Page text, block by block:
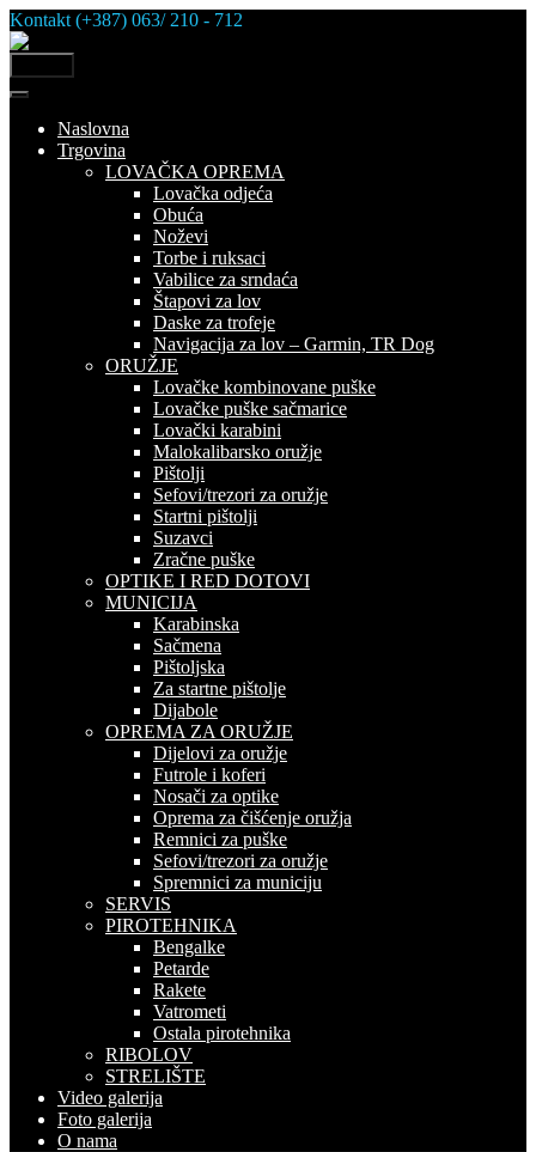
Skip
to
content
Kontakt (+387) 063/ 210 - 712
Naslovna
Trgovina
LOVAČKA OPREMA
Lovačka odjeća
Obuća
Noževi
Torbe i ruksaci
Vabilice za srndaća
Štapovi za lov
Daske za trofeje
Navigacija za lov – Garmin, TR Dog
ORUŽJE
Lovačke kombinovane puške
Lovačke puške sačmarice
Lovački karabini
Malokalibarsko oružje
Pištolji
Sefovi/trezori za oružje
Startni pištolji
Suzavci
Zračne puške
OPTIKE I RED DOTOVI
MUNICIJA
Karabinska
Sačmena
Pištoljska
Za startne pištolje
Dijabole
OPREMA ZA ORUŽJE
Dijelovi za oružje
Futrole i koferi
Nosači za optike
Oprema za čišćenje oružja
Remnici za puške
Sefovi/trezori za oružje
Spremnici za municiju
SERVIS
PIROTEHNIKA
Bengalke
Petarde
Rakete
Vatrometi
Ostala pirotehnika
RIBOLOV
STRELIŠTE
Video galerija
Foto galerija
O nama